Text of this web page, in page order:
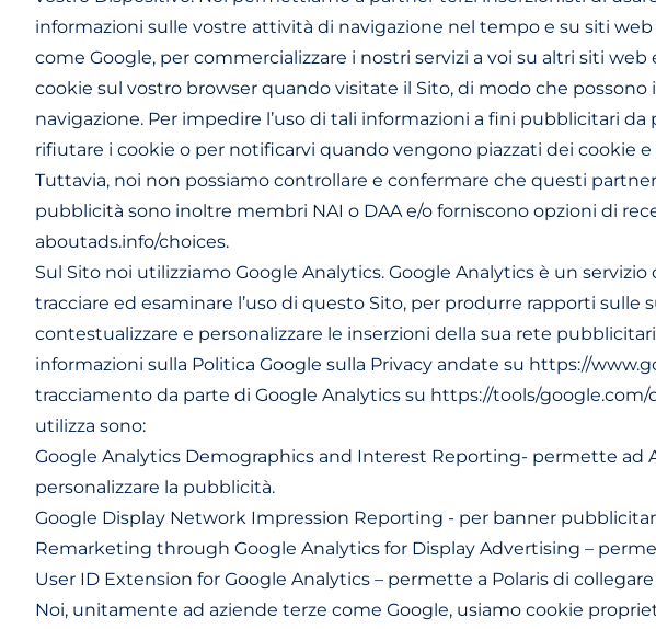
informazioni sulle vostre attività di navigazione nel tempo e su siti
come Google, per commercializzare i nostri servizi a voi su altri siti
cookie sul vostro browser quando visitate il Sito, di modo che
navigazione. Per impedire l’uso di tali informazioni a fini pubblicitari
rifiutare i cookie o per notificarvi quando vengono piazzati dei cookie
Tuttavia, noi non possiamo controllare e confermare che questi
pubblicità sono inoltre membri NAI o DAA e/o forniscono opzioni di
aboutads.info/choices.
Sul Sito noi utilizziamo Google Analytics. Google Analytics è un
tracciare ed esaminare l’uso di questo Sito, per produrre rapporti
contestualizzare e personalizzare le inserzioni della sua rete
informazioni sulla Politica Google sulla Privacy andate su https://
tracciamento da parte di Google Analytics su https://tools/
utilizza sono:
Google Analytics Demographics and Interest Reporting- permette ad
personalizzare la pubblicità.
Google Display Network Impression Reporting - per banner
Remarketing through Google Analytics for Display Advertising –
User ID Extension for Google Analytics – permette a Polaris di
Noi, unitamente ad aziende terze come Google, usiamo cookie